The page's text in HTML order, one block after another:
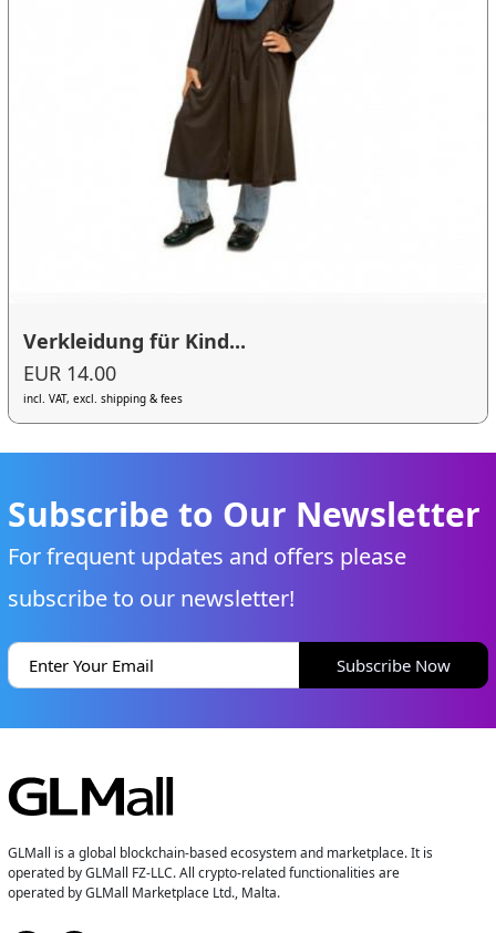
Verkleidung für Kind...
EUR 14.00
incl. VAT, excl. shipping & fees
Subscribe to Our Newsletter
For frequent updates and offers please
subscribe to our newsletter!
Subscribe Now
GLMall is a global blockchain-based ecosystem and marketplace. It is
operated by GLMall FZ-LLC. All crypto-related functionalities are
operated by GLMall Marketplace Ltd., Malta.